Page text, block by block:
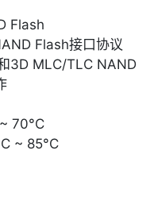
Flash
Flash接口协议
3D MLC/TLC NAND
70°C
~ 85°C